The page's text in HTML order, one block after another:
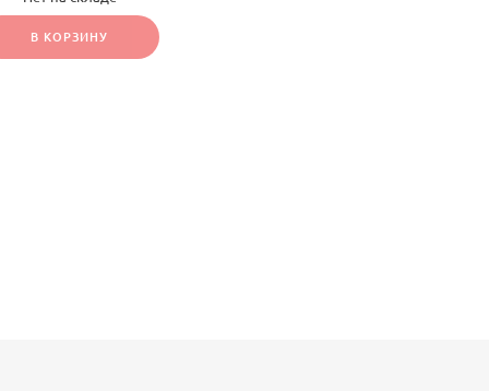
расположения
счёт веса делает
дополнительные
В КОРЗИНУ